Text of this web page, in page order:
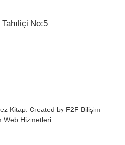
No:5
Kitap. Created by F2F Bilişim
Web Hizmetleri